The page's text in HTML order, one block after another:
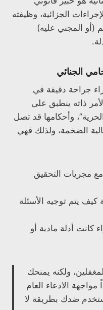
الجزائية، وظيفته
(أو المجني عليه)
الجنائي
جراحة دقيقة في
ذاته ينطبق على
وأحكامها قد تصل
الضخمة، ولذلك فهي
مع مجريات التحقيق
كيف يتم توجيه الأسئلة
كانت أدلة مادية أو
ولكنه يمنحك
مواجهة الادعاء العام
ضدك بطريقة لا